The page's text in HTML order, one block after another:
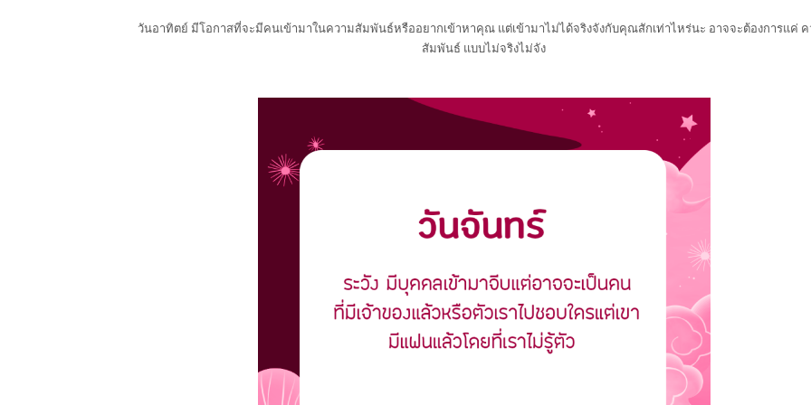
วันอาทิตย์ มีโอกาสที่จะมีคนเข้ามาในความสัมพันธ์หรืออยากเข้าหาคุณ แต่เข้ามาไม่ได้จริงจังกับคุณสักเท่าไหร่นะ อาจจะต้องการแค่
สัมพันธ์ แบบไม่จริงไม่จัง